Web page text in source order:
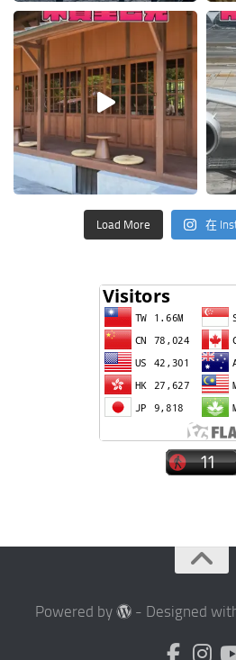
Load More 在
Powered by - Designed